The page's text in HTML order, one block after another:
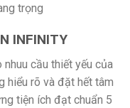
trọng
INFINITY
cầu thiết yếu của
hiểu rõ và đặt hết tâm
tiện ích đạt chuẩn 5